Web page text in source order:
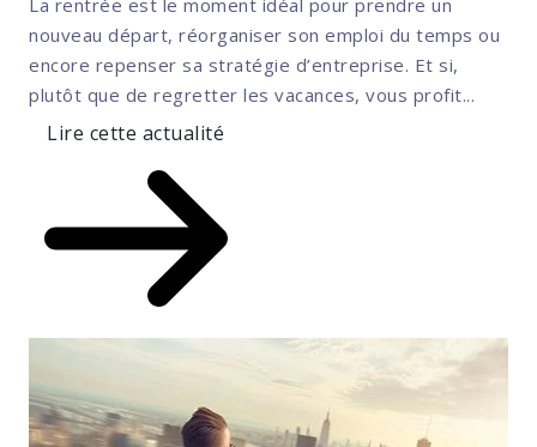
nouveau départ, réorganiser son emploi du temps ou
encore repenser sa stratégie d’entreprise. Et si,
plutôt que de regretter les vacances, vous profit...
Lire cette actualité